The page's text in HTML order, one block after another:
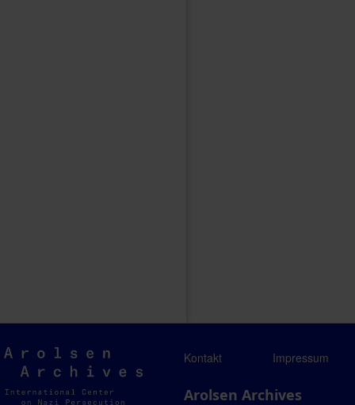
Arolsen
Archives
Kontakt Impressum
Arolsen Archives